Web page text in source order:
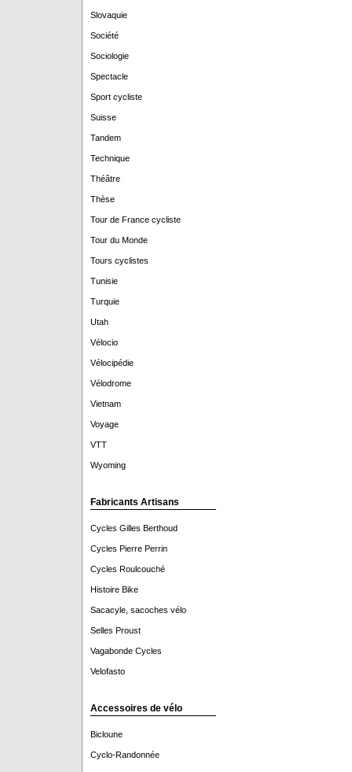
Slovaquie
Société
Sociologie
Spectacle
Sport cycliste
Suisse
Tandem
Technique
Théâtre
Thèse
Tour de France cycliste
Tour du Monde
Tours cyclistes
Tunisie
Turquie
Utah
Vélocio
Vélocipédie
Vélodrome
Vietnam
Voyage
VTT
Wyoming
Fabricants Artisans
Cycles Gilles Berthoud
Cycles Pierre Perrin
Cycles Roulcouché
Histoire Bike
Sacacyle, sacoches vélo
Selles Proust
Vagabonde Cycles
Velofasto
Accessoires de vélo
Bicloune
Cyclo-Randonnée